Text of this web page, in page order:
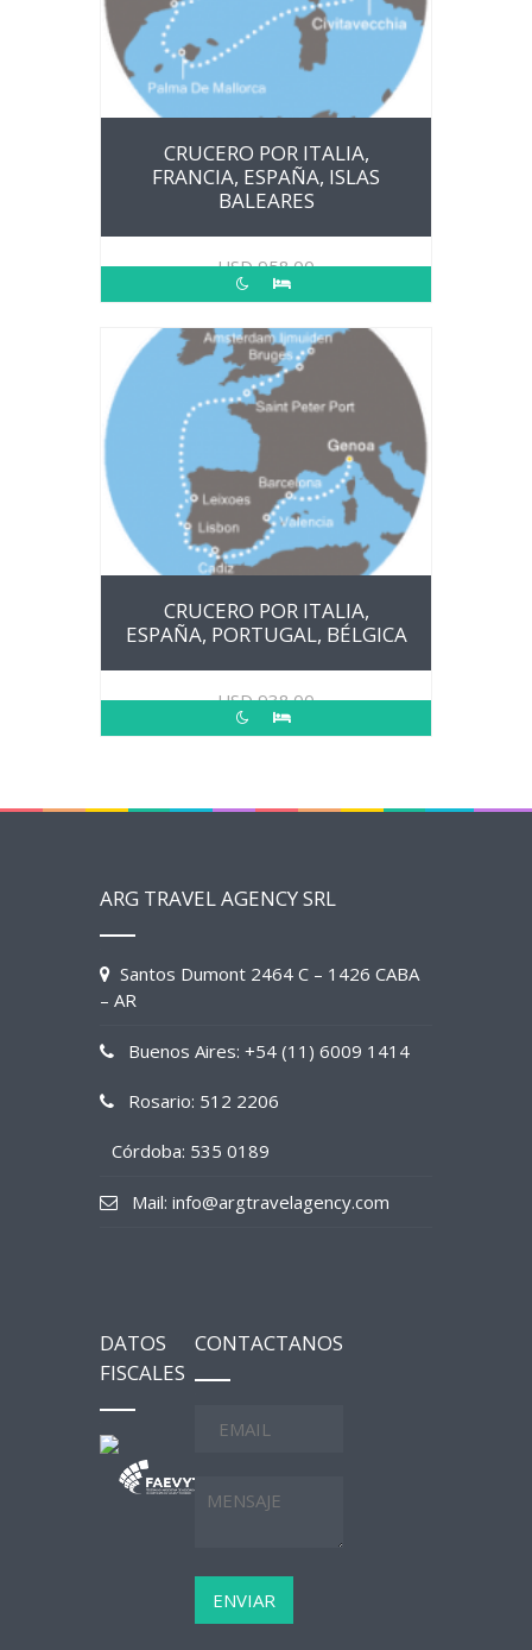
CRUCERO POR ITALIA,
FRANCIA, ESPAÑA, ISLAS
BALEARES
USD958.00
CRUCERO POR ITALIA,
ESPAÑA, PORTUGAL, BÉLGICA
USD938.00
ARG TRAVEL AGENCY SRL
Santos Dumont 2464 C – 1426 CABA
– AR
Buenos Aires: +54 (11) 6009 1414
Rosario: 512 2206
Córdoba: 535 0189
Mail: info@argtravelagency.com
DATOS
FISCALES
CONTACTANOS